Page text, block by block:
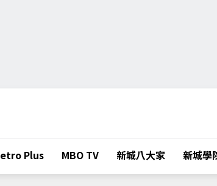
Plus MBO TV 新城八大家 新城學